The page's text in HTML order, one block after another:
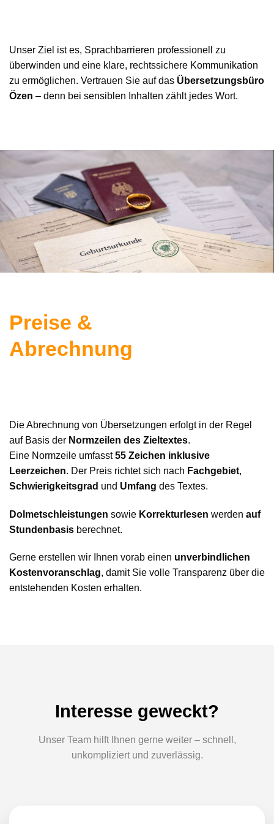
Unser Ziel ist es, Sprachbarrieren professionell zu
überwinden und eine klare, rechtssichere Kommunikation
zu ermöglichen. Vertrauen Sie auf das Übersetzungsbüro
Özen – denn bei sensiblen Inhalten zählt jedes Wort.
Preise &
Abrechnung
Die Abrechnung von Übersetzungen erfolgt in der Regel
auf Basis der Normzeilen des Zieltextes.
Eine Normzeile umfasst55 Zeichen inklusive
Leerzeichen. Der Preis richtet sich nach Fachgebiet,
Schwierigkeitsgrad und Umfang des Textes.
Dolmetschleistungen sowie Korrekturlesen werden auf
Stundenbasis berechnet.
Gerne erstellen wir Ihnen vorab einen unverbindlichen
Kostenvoranschlag, damit Sie volle Transparenz über die
entstehenden Kosten erhalten.
Interesse geweckt?
Unser Team hilft Ihnen gerne weiter – schnell,
unkompliziert und zuverlässig.